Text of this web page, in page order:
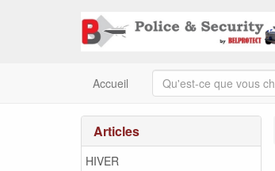
Accueil
Articles
HIVER